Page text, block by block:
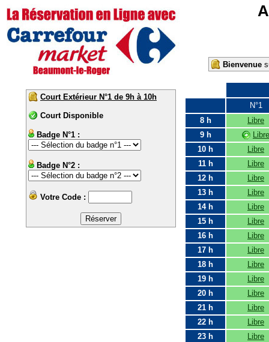
Bienvenue
Court Extérieur N°1 de 9h à 10h
Court Disponible
Badge N°1 :
Badge N°2 :
Votre Code :
N°1
8 h
Libre
9 h
Libre
10 h
Libre
11 h
Libre
12 h
Libre
13 h
Libre
14 h
Libre
15 h
Libre
16 h
Libre
17 h
Libre
18 h
Libre
19 h
Libre
20 h
Libre
21 h
Libre
22 h
Libre
23 h
Libre